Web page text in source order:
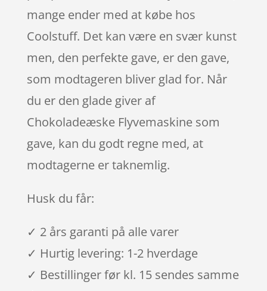
mange ender med at købe hos
Coolstuff. Det kan være en svær kunst
men, den perfekte gave, er den gave,
som modtageren bliver glad for. Når
du er den glade giver af
Chokoladeæske Flyvemaskine som
gave, kan du godt regne med, at
modtagerne er taknemlig.
Husk du får:
✓ 2 års garanti på alle varer
✓ Hurtig levering: 1-2 hverdage
✓ Bestillinger før kl. 15 sendes samme